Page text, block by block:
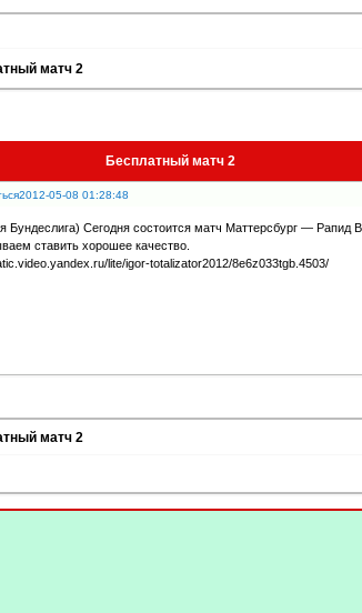
матч 2
Бесплатный матч 2
2012-05-08 01:28:48
Бундеслига) Сегодня состоится матч Маттерсбург — Рапид
ставить хорошее качество.
lite/igor-totalizator2012/8e6z033tgb.4503/
матч 2